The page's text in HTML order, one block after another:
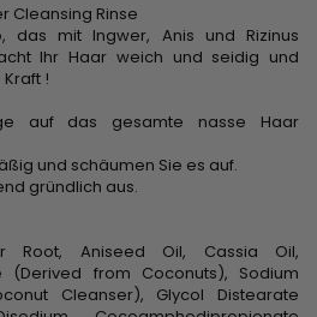
Cleansing Rinse
das mit Ingwer, Anis und Rizinus
Ihr Haar weich und seidig und
!
auf das gesamte nasse Haar
und schäumen Sie es auf.
gründlich aus.
Root, Aniseed Oil, Cassia Oil,
(Derived from Coconuts), Sodium
Cleanser), Glycol Distearate